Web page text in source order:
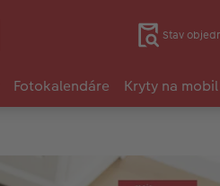
Stav
Fotokalendáre Kryty na mobil